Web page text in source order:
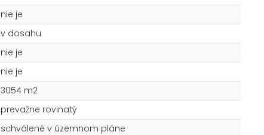
nie je
v dosahu
nie je
nie je
3054 m2
prevažne rovinatý
schválené v územnom pláne